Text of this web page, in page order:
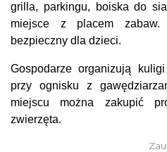
grilla, parkingu, boiska do
miejsce z placem
bezpieczny dla dzieci.
Gospodarze organizują
przy ognisku z
miejscu można zakupić
zwierzęta.